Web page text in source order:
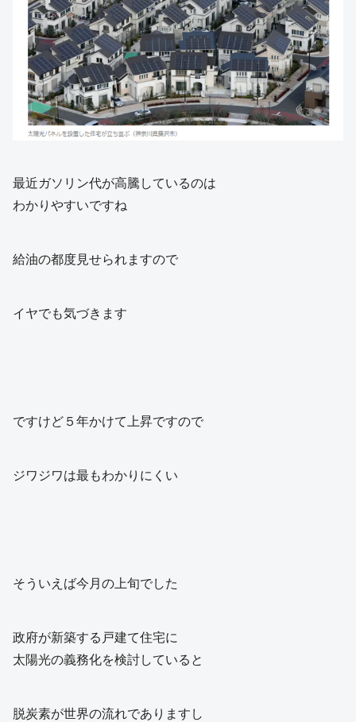
最近ガソリン代が高騰しているのは
わかりやすいですね
給油の都度見せられますので
イヤでも気づきます
ですけど５年かけて上昇ですので
ジワジワは最もわかりにくい
そういえば今月の上旬でした
政府が新築する戸建て住宅に
太陽光の義務化を検討していると
脱炭素が世界の流れでありますし